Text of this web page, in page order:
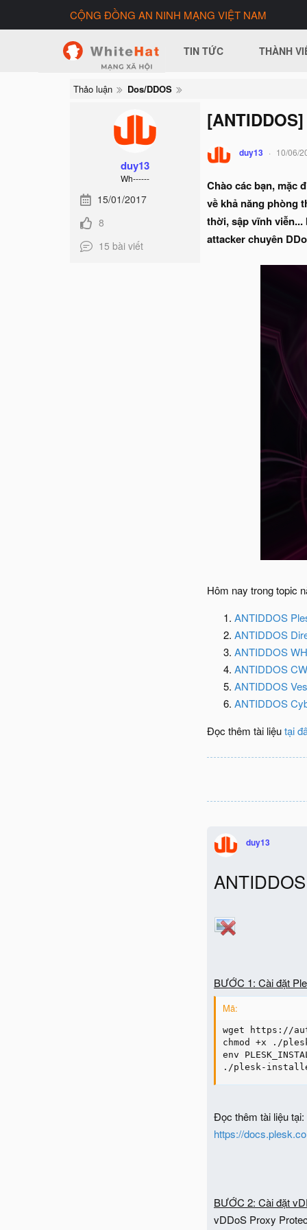
CỘNG ĐỒNG AN NINH MẠNG VIỆT NAM
TIN TỨC THÀNH
Thảo luận Dos/DDOS
duy13
Wh------
15/01/2017
8
15 bài viết
duy13 10/06/
Chào các bạn, mặc
về khả năng phòng
thời, sập vĩnh
attacker chuyên
Hôm nay trong topic
ANTIDDOS
ANTIDDOS
ANTIDDOS
ANTIDDOS
ANTIDDOS
ANTIDDOS
Đọc thêm tài liệutại
duy13
BƯỚC 1: Cài đặt
Mã:
wget https://
chmod +x ./
env
./plesk-
Đọc thêm tài liệu tại:
https://
BƯỚC 2: Cài đặt
vDDoS Proxy